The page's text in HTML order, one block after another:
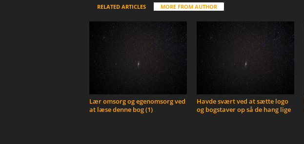
RELATED ARTICLES MORE FROM AUTHOR
Lær omsorg og egenomsorg ved
at læse denne bog (1)
Havde svært ved at sætte logo
og bogstaver op så de hang lige